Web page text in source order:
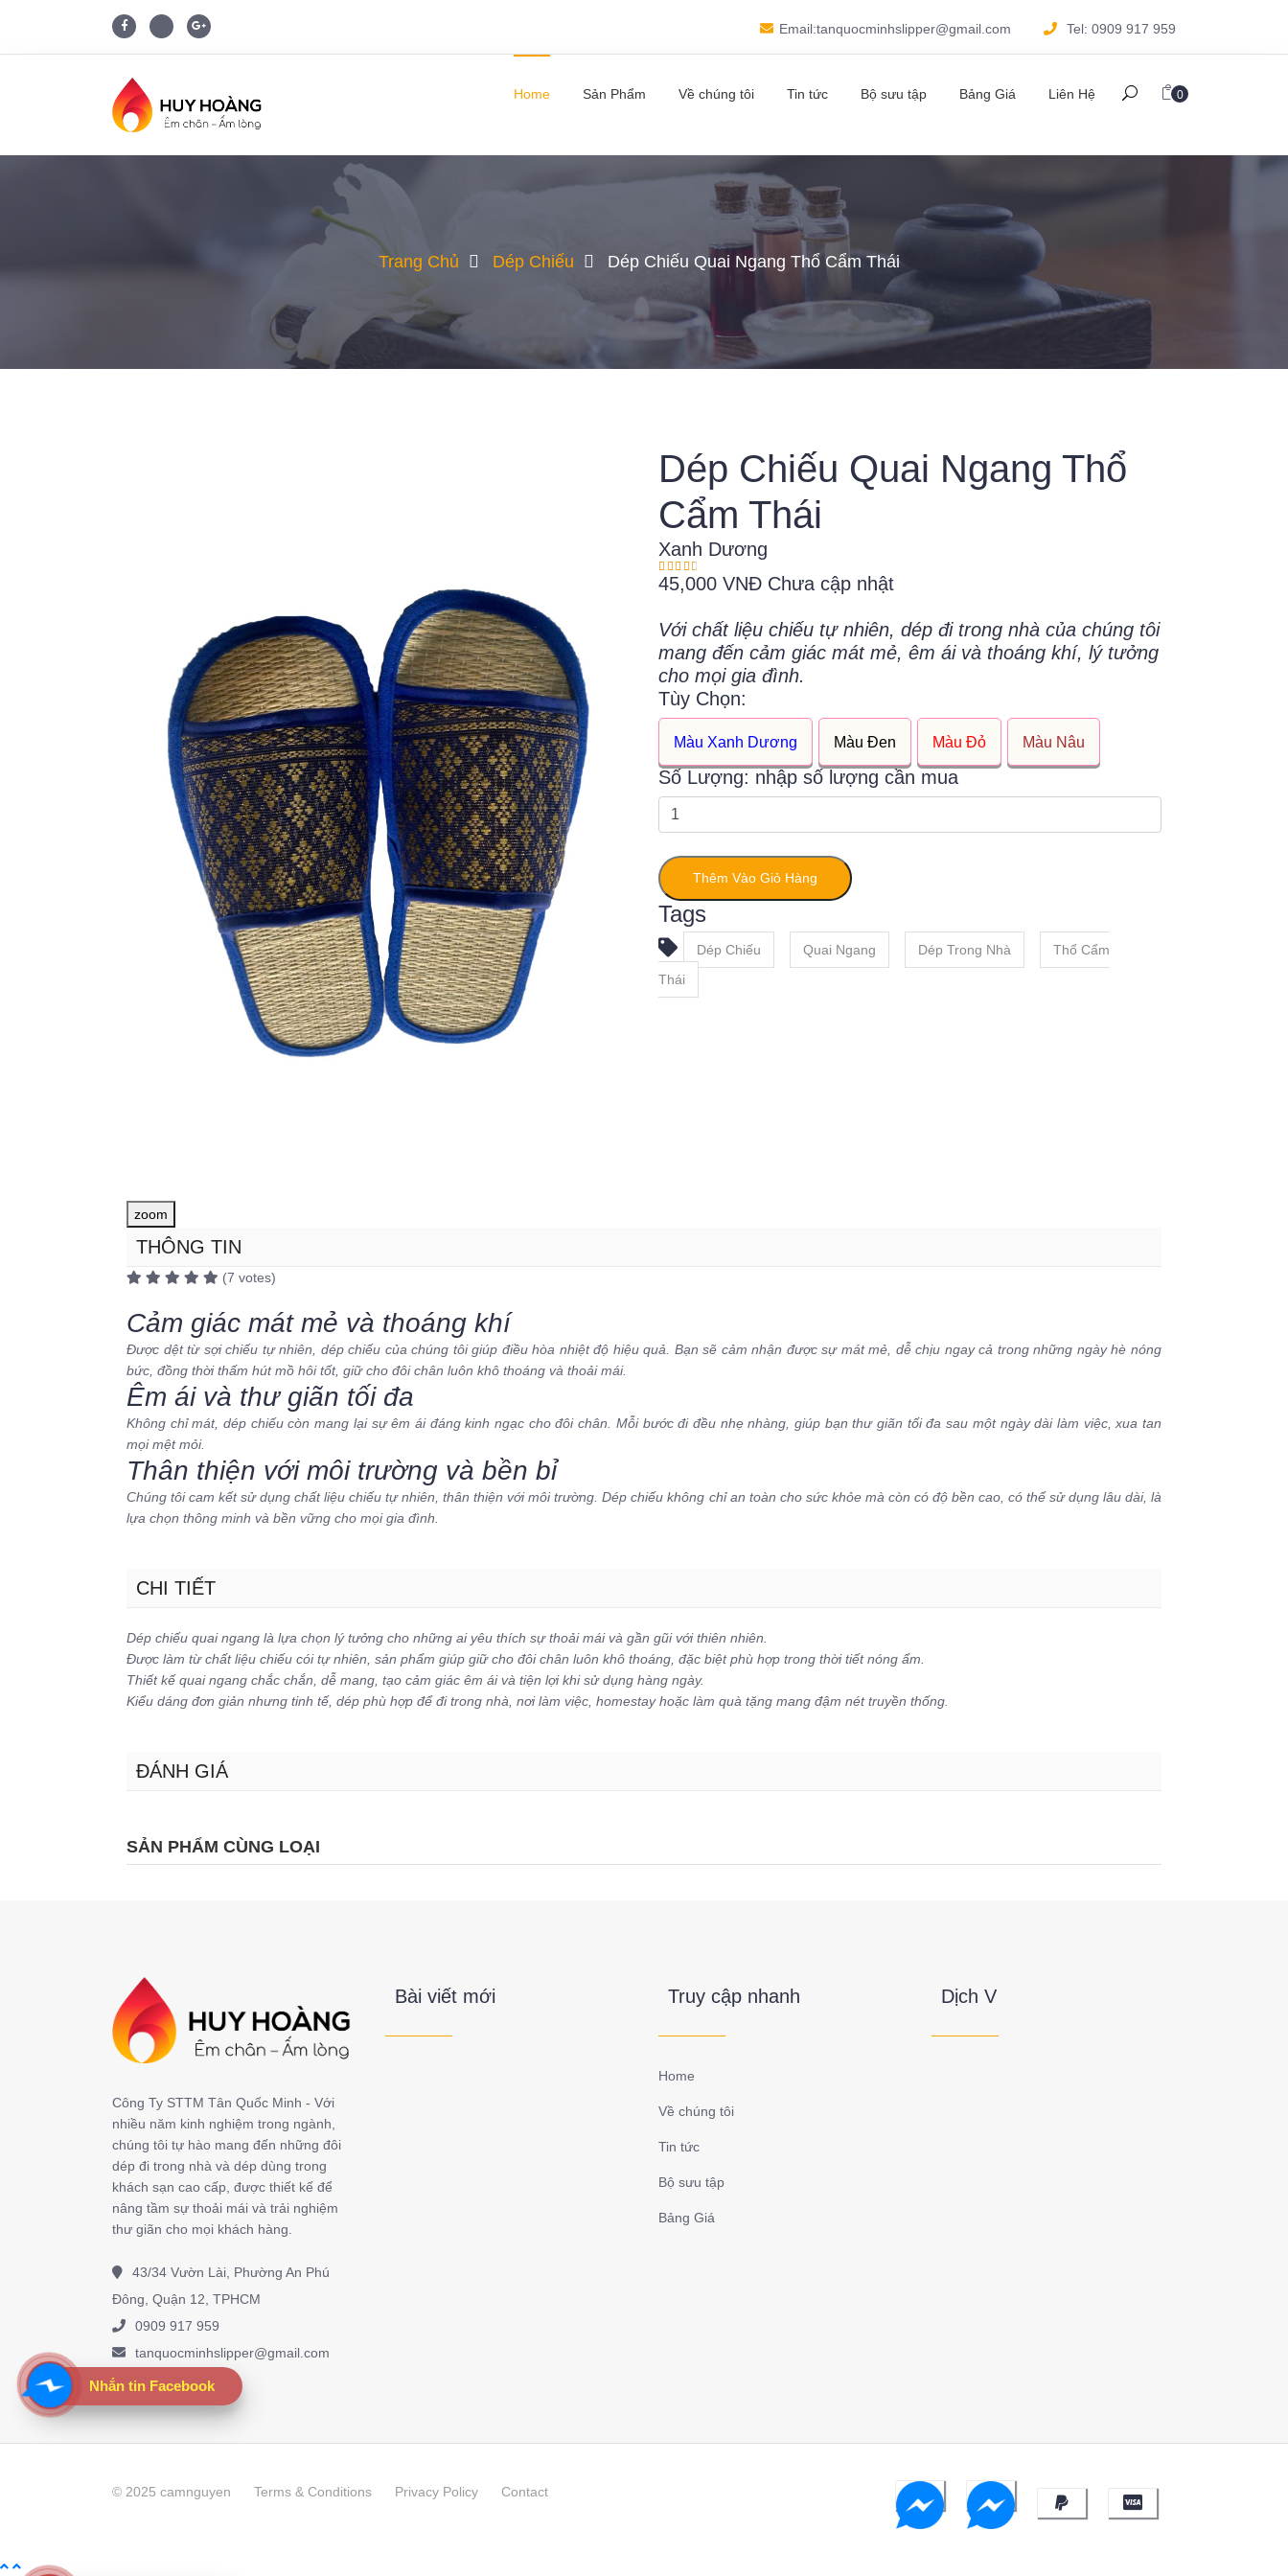
Email:tanquocminhslipper@gmail.com Tel: 0909 917 959
Home Sản Phẩm Về chúng tôi Tin tức Bộ sưu tập Bảng Giá Liên Hệ 0
Trang Chủ Dép Chiếu Dép Chiếu Quai Ngang Thổ Cẩm Thái
zoom
Dép Chiếu Quai Ngang Thổ
Cẩm Thái
Xanh Dương
45,000 VNĐ Chưa cập nhật
Với chất liệu chiếu tự nhiên, dép đi trong nhà của chúng tôi
mang đến cảm giác mát mẻ, êm ái và thoáng khí, lý tưởng
cho mọi gia đình.
Tùy Chọn:
Màu Xanh Dương Màu Đen Màu Đỏ Màu Nâu
Số Lượng: nhập số lượng cần mua
Thêm Vào Giỏ Hàng
Tags
Dép Chiếu Quai Ngang Dép Trong Nhà
Thổ Cẩm
Thái
THÔNG TIN
(7 votes)
Cảm giác mát mẻ và thoáng khí
Được dệt từ sợi chiếu tự nhiên, dép chiếu của chúng tôi giúp điều hòa nhiệt độ hiệu quả. Bạn sẽ cảm nhận được sự mát mẻ, dễ chịu ngay cả trong những ngày hè nóng
bức, đồng thời thấm hút mồ hôi tốt, giữ cho đôi chân luôn khô thoáng và thoải mái.
Êm ái và thư giãn tối đa
Không chỉ mát, dép chiếu còn mang lại sự êm ái đáng kinh ngạc cho đôi chân. Mỗi bước đi đều nhẹ nhàng, giúp bạn thư giãn tối đa sau một ngày dài làm việc, xua tan
mọi mệt mỏi.
Thân thiện với môi trường và bền bỉ
Chúng tôi cam kết sử dụng chất liệu chiếu tự nhiên, thân thiện với môi trường. Dép chiếu không chỉ an toàn cho sức khỏe mà còn có độ bền cao, có thể sử dụng lâu dài, là
lựa chọn thông minh và bền vững cho mọi gia đình.
CHI TIẾT
Dép chiếu quai ngang là lựa chọn lý tưởng cho những ai yêu thích sự thoải mái và gần gũi với thiên nhiên.
Được làm từ chất liệu chiếu cói tự nhiên, sản phẩm giúp giữ cho đôi chân luôn khô thoáng, đặc biệt phù hợp trong thời tiết nóng ẩm.
Thiết kế quai ngang chắc chắn, dễ mang, tạo cảm giác êm ái và tiện lợi khi sử dụng hàng ngày.
Kiểu dáng đơn giản nhưng tinh tế, dép phù hợp để đi trong nhà, nơi làm việc, homestay hoặc làm quà tặng mang đậm nét truyền thống.
ĐÁNH GIÁ
SẢN PHẨM CÙNG LOẠI
Công Ty STTM Tân Quốc Minh - Với
nhiều năm kinh nghiệm trong ngành,
chúng tôi tự hào mang đến những đôi
dép đi trong nhà và dép dùng trong
khách sạn cao cấp, được thiết kế để
nâng tầm sự thoải mái và trải nghiệm
thư giãn cho mọi khách hàng.
43/34 Vườn Lài, Phường An Phú
Đông, Quận 12, TPHCM
0909 917 959
tanquocminhslipper@gmail.com
Bài viết mới Truy cập nhanh
Home
Về chúng tôi
Tin tức
Bộ sưu tập
Bảng Giá
Dịch V
© 2025 camnguyen Terms & Conditions Privacy Policy Contact
Nhắn tin Facebook